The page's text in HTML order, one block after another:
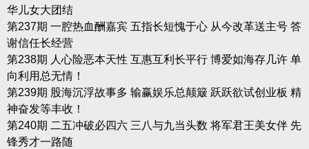
华儿女大团结
第237期 一腔热血酬嘉宾 五指长短愧于心 从今改革送主号 答
谢信任长经营
第238期 人心险恶本天性 互惠互利长平行 博爱如海存几许 单
向利用总无情！
第239期 股海沉浮故事多 输赢娱乐总颠簸 跃跃欲试创业板 精
神奋发等丰收！
第240期 二五冲破必四六 三八与九当头数 将军君王美女伴 先
锋秀才一路随